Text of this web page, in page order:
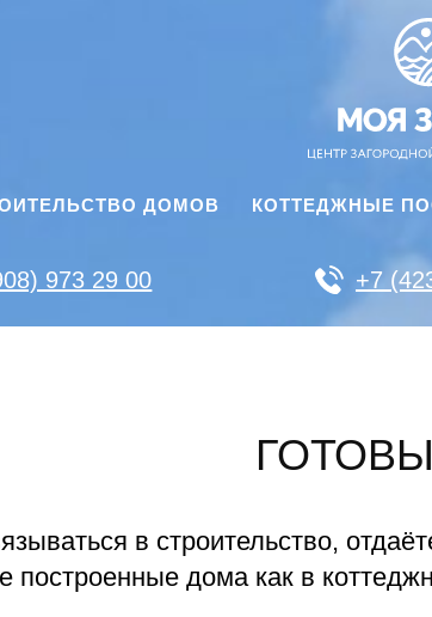
ДОМОВ КОТТЕДЖНЫЕ
973 29 00 +7
в строительство,
построенные дома как в